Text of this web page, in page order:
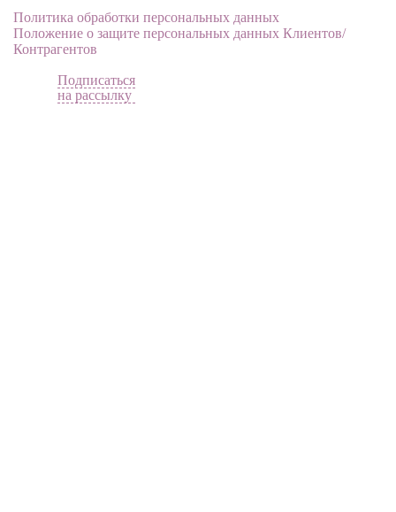
Политика обработки персональных данных
Положение о защите персональных данных Клиентов/
Контрагентов
Подписаться
на рассылку